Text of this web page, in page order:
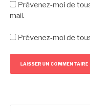
Prévenez-moi de
mail.
Prévenez-moi de